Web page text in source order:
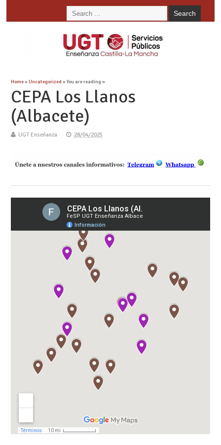
Home»Uncategorized » You are reading »
CEPA Los Llanos
(Albacete)
UGT Enseñanza 28/04/2025